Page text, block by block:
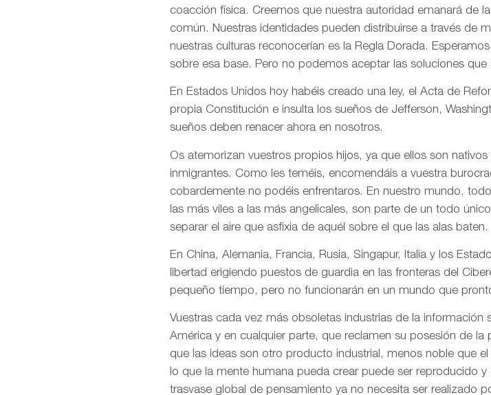
coacción física. Creemos que nuestra autoridad emanará de
común. Nuestras identidades pueden distribuirse a través de
nuestras culturas reconocerían es la Regla Dorada.
sobre esa base. Pero no podemos aceptar las soluciones que
En Estados Unidos hoy habéis creado una ley, el Acta de
propia Constitución e insulta los sueños de Jefferson,
sueños deben renacer ahora en nosotros.
Os atemorizan vuestros propios hijos, ya que ellos son
inmigrantes. Como les teméis, encomendáis a vuestra
cobardemente no podéis enfrentaros. En nuestro mundo,
las más viles a las más angelicales, son parte de un todo
separar el aire que asfixia de aquél sobre el que las alas baten.
En China, Alemania, Francia, Rusia, Singapur, Italia y los
libertad erigiendo puestos de guardia en las fronteras del
pequeño tiempo, pero no funcionarán en un mundo que
Vuestras cada vez más obsoletas industrias de la
América y en cualquier parte, que reclamen su posesión de
que las ideas son otro producto industrial, menos noble que
lo que la mente humana pueda crear puede ser reproducido
trasvase global de pensamiento ya no necesita ser realizado